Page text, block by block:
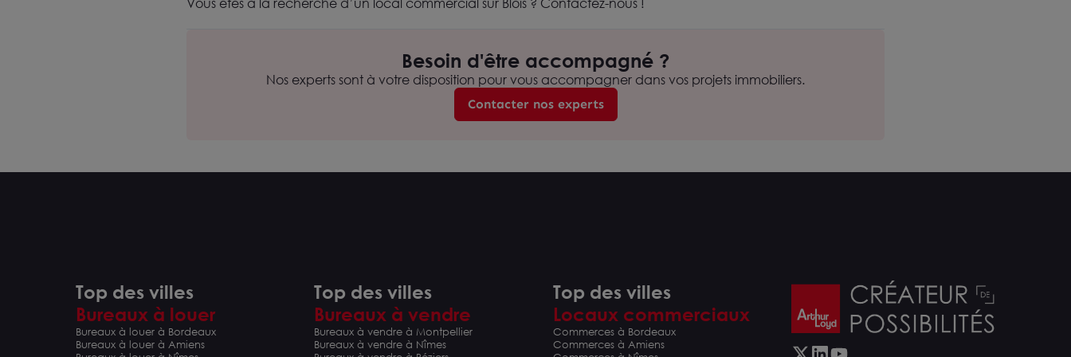
Besoin d'être accompagné ?
Nos experts sont à votre disposition pour vous accompagner dans vos projets immobiliers.
Contacter nos experts
Top des villes
Bureaux à louer
Bureaux à louer à Bordeaux
Bureaux à louer à Amiens
Top des villes
Bureaux à vendre
Bureaux à vendre à Montpellier
Bureaux à vendre à Nîmes
Top des villes
Locaux commerciaux
Commerces à Bordeaux
Commerces à Amiens